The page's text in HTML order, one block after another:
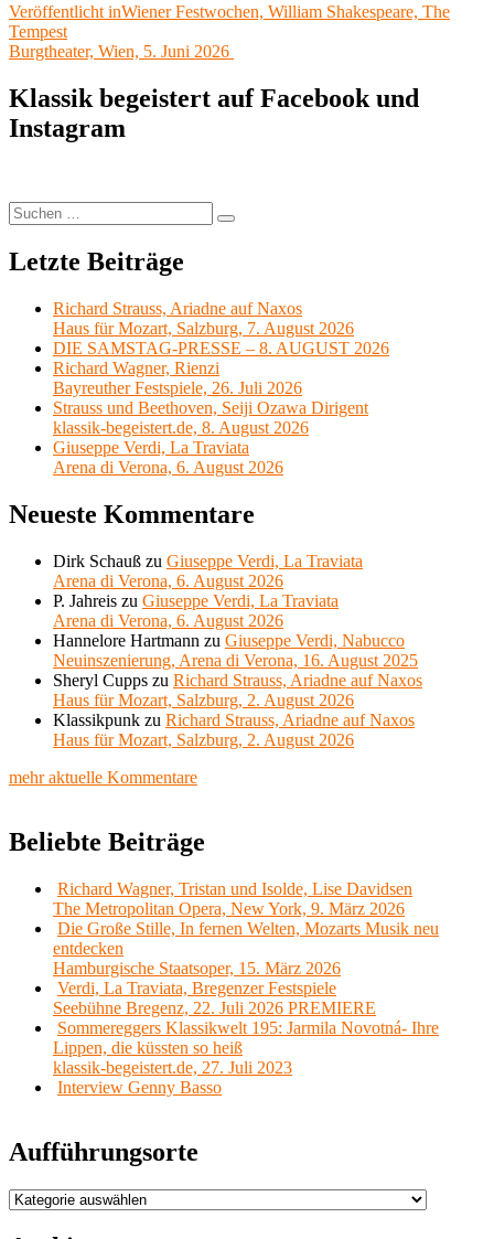
Beitragsnavigation
Veröffentlicht inWiener Festwochen, William Shakespeare, The
Tempest
Burgtheater, Wien, 5. Juni 2026
Klassik begeistert auf Facebook und
Instagram
Suchen
nach:
Suchen
Letzte Beiträge
Richard Strauss, Ariadne auf Naxos
Haus für Mozart, Salzburg, 7. August 2026
DIE SAMSTAG-PRESSE – 8. AUGUST 2026
Richard Wagner, Rienzi
Bayreuther Festspiele, 26. Juli 2026
Strauss und Beethoven, Seiji Ozawa Dirigent
klassik-begeistert.de, 8. August 2026
Giuseppe Verdi, La Traviata
Arena di Verona, 6. August 2026
Neueste Kommentare
Dirk Schauß zu Giuseppe Verdi, La Traviata
Arena di Verona, 6. August 2026
P. Jahreis zu Giuseppe Verdi, La Traviata
Arena di Verona, 6. August 2026
Hannelore Hartmann zu Giuseppe Verdi, Nabucco
Neuinszenierung, Arena di Verona, 16. August 2025
Sheryl Cupps zu Richard Strauss, Ariadne auf Naxos
Haus für Mozart, Salzburg, 2. August 2026
Klassikpunk zu Richard Strauss, Ariadne auf Naxos
Haus für Mozart, Salzburg, 2. August 2026
mehr aktuelle Kommentare
Beliebte Beiträge
Richard Wagner, Tristan und Isolde, Lise Davidsen
The Metropolitan Opera, New York, 9. März 2026
Die Große Stille, In fernen Welten, Mozarts Musik neu
entdecken
Hamburgische Staatsoper, 15. März 2026
Verdi, La Traviata, Bregenzer Festspiele
Seebühne Bregenz, 22. Juli 2026 PREMIERE
Sommereggers Klassikwelt 195: Jarmila Novotná- Ihre
Lippen, die küssten so heiß
klassik-begeistert.de, 27. Juli 2023
Interview Genny Basso
Aufführungsorte
Aufführungsorte